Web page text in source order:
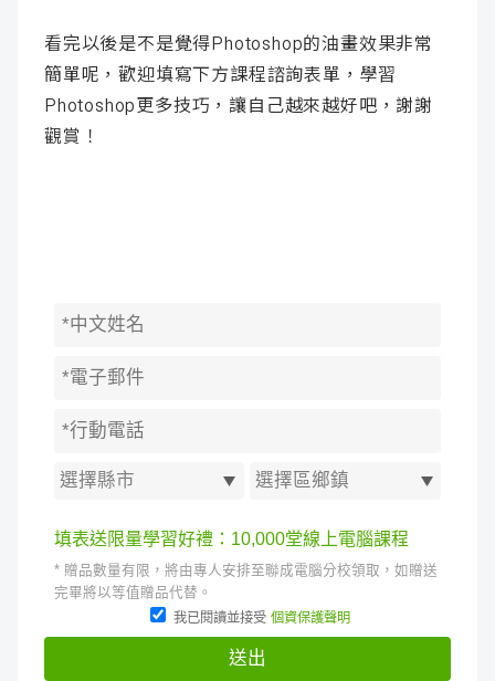
看完以後是不是覺得Photoshop的油畫效果非常
簡單呢，歡迎填寫下方課程諮詢表單，學習
Photoshop更多技巧，讓自己越來越好吧，謝謝
觀賞！